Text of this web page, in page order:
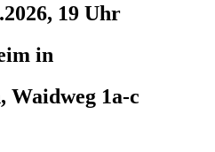
19 Uhr
in
Waidweg 1a-c